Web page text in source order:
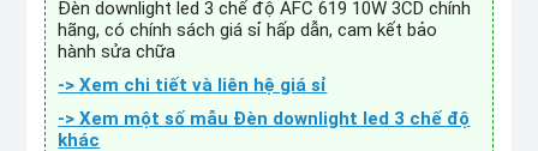
Đèn downlight led 3 chế độ AFC 619 10W 3CD chính
hãng, có chính sách giá sỉ hấp dẫn, cam kết bảo
hành sửa chữa
-> Xem chi tiết và liên hệ giá sỉ
-> Xem một số mẫu Đèn downlight led 3 chế độ
khác